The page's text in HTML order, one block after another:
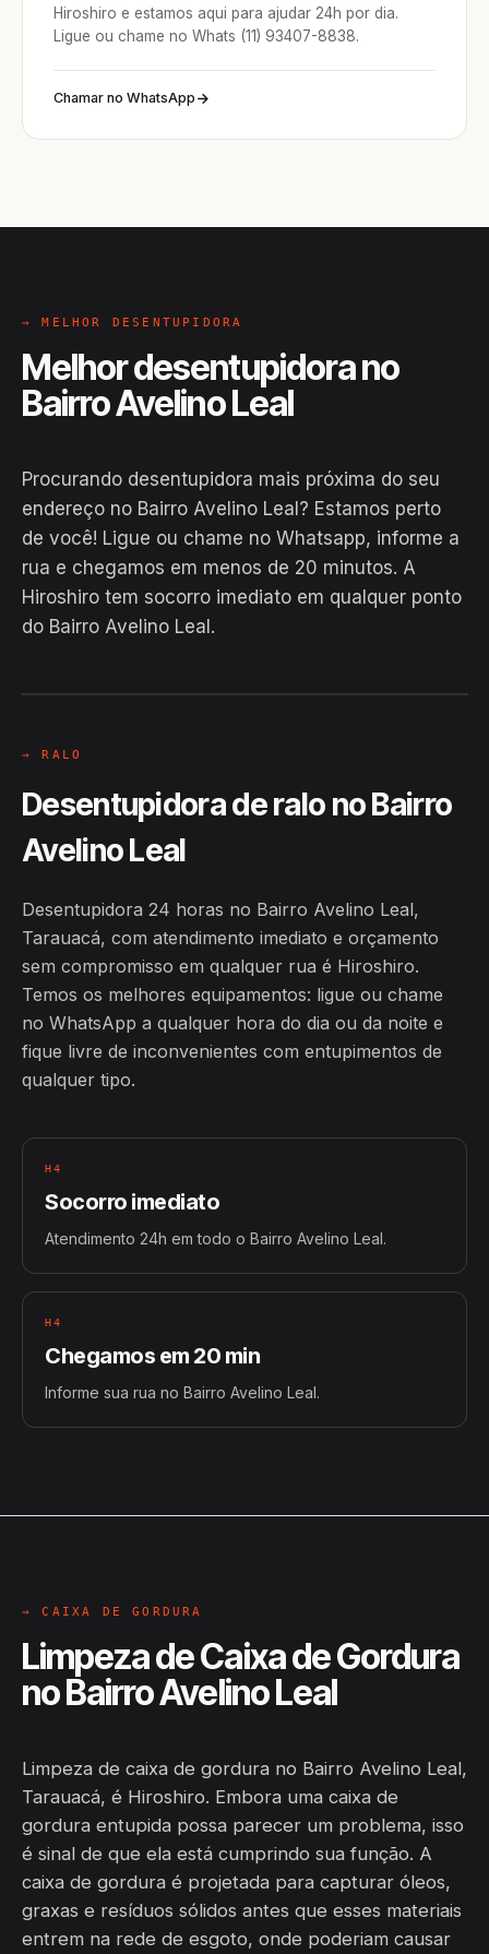
Hiroshiro e estamos aqui para ajudar 24h por dia.
Ligue ou chame no Whats (11) 93407-8838.
Chamar no WhatsApp
→ MELHOR DESENTUPIDORA
Melhor desentupidora no
Bairro Avelino Leal
Procurando desentupidora mais próxima do seu
endereço no Bairro Avelino Leal? Estamos perto
de você! Ligue ou chame no Whatsapp, informe a
rua e chegamos em menos de 20 minutos. A
Hiroshiro tem socorro imediato em qualquer ponto
do Bairro Avelino Leal.
EM CAMPO
Hiroshiro · Bairro Avelino Leal,
→ RALO
Desentupidora de ralo no Bairro
Avelino Leal
Desentupidora 24 horas no Bairro Avelino Leal,
Tarauacá, com atendimento imediato e orçamento
sem compromisso em qualquer rua é Hiroshiro.
Temos os melhores equipamentos: ligue ou chame
no WhatsApp a qualquer hora do dia ou da noite e
fique livre de inconvenientes com entupimentos de
qualquer tipo.
H4
Socorro imediato
Atendimento 24h em todo o Bairro Avelino Leal.
H4
Chegamos em 20 min
Informe sua rua no Bairro Avelino Leal.
→ CAIXA DE GORDURA
Limpeza de Caixa de Gordura
no Bairro Avelino Leal
Limpeza de caixa de gordura no Bairro Avelino Leal,
Tarauacá, é Hiroshiro. Embora uma caixa de
gordura entupida possa parecer um problema, isso
é sinal de que ela está cumprindo sua função. A
caixa de gordura é projetada para capturar óleos,
graxas e resíduos sólidos antes que esses materiais
entrem na rede de esgoto, onde poderiam causar